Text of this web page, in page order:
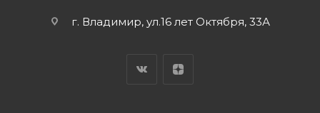
г. Владимир, ул.16 лет Октября, 33А